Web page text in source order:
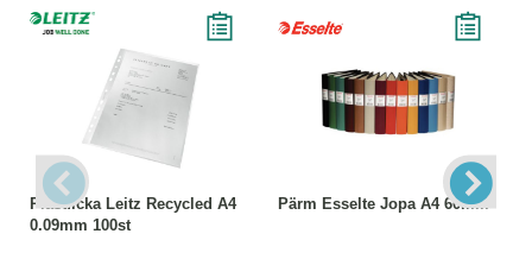
Plastficka Leitz Recycled A4
0.09mm 100st
Pärm Esselte Jopa A4 60mm